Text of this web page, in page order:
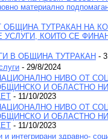
материално
ТУТРАКАН НА
КОИТО СЕ
В ОБЩИНА ТУТРАКАН -
- 29/8/2024
НИВО ОТ
И ОБЛАСТНО
- 11/10/2023
НИВО ОТ
И ОБЛАСТНО
- 11/10/2023
и интегрирани здравно-